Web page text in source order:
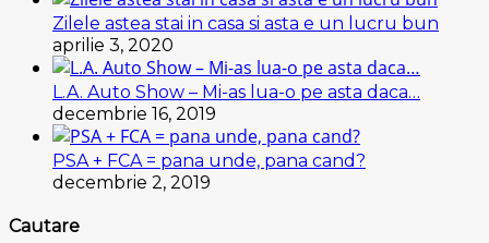
Zilele astea stai in casa si asta e un lucru bun
aprilie 3, 2020
L.A. Auto Show – Mi-as lua-o pe asta daca…
decembrie 16, 2019
PSA + FCA = pana unde, pana cand?
decembrie 2, 2019
Cautare